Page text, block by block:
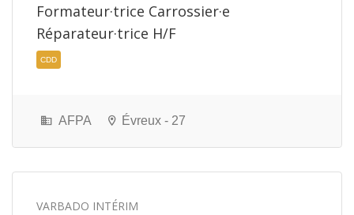
Formateur·trice Carrossier·e
Réparateur·trice H/F
AFPA Évreux - 27
VARBADO INTÉRIM